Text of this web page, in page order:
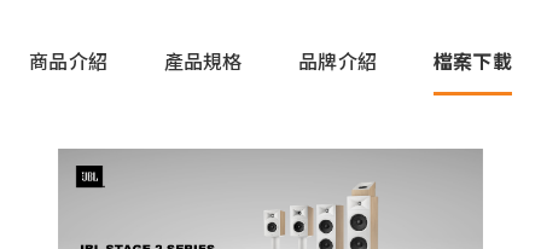
商品介紹 產品規格 品牌介紹 檔案下載